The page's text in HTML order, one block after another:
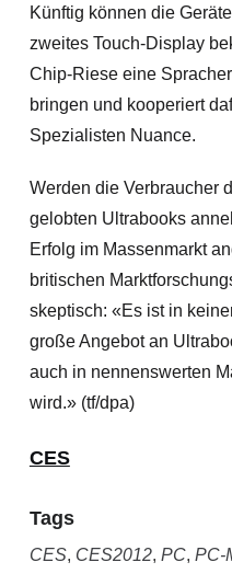
Künftig können die
zweites Touch-Display
Chip-Riese eine
bringen und kooperiert
Spezialisten Nuance.
Werden die Verbraucher
gelobten Ultrabooks
Erfolg im Massenmarkt
britischen Marktforschung
skeptisch: «Es ist in
große Angebot an
auch in nennenswerten
wird.» (tf/dpa)
CES
Tags
CES, CES2012, PC, PC-